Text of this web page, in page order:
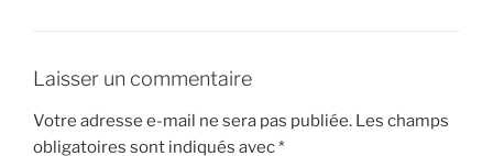
Laisser un commentaire
Votre adresse e-mail ne sera pas publiée. Les champs
obligatoires sont indiqués avec*